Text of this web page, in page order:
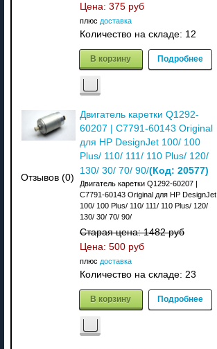
Цена: 375 руб
плюс доставка
Количество на складе: 12
В корзину Подробнее
Отзывов (0)
Двигатель каретки Q1292-
60207 | C7791-60143 Original
для HP DesignJet 100/ 100
Plus/ 110/ 111/ 110 Plus/ 120/
130/ 30/ 70/ 90/(Код: 20577)
Двигатель каретки Q1292-60207 |
C7791-60143 Original для HP DesignJet
100/ 100 Plus/ 110/ 111/ 110 Plus/ 120/
130/ 30/ 70/ 90/
Старая цена:1482 руб
Цена: 500 руб
плюс доставка
Количество на складе: 23
В корзину Подробнее